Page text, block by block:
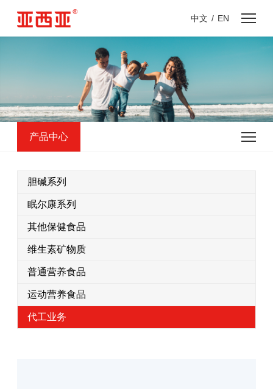
中文 / EN
产品中心
胆碱系列
眠尔康系列
其他保健食品
维生素矿物质
普通营养食品
运动营养食品
代工业务